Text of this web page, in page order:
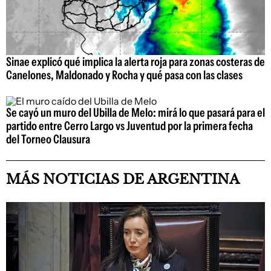
Sinae explicó qué implica la alerta roja para zonas costeras de
Canelones, Maldonado y Rocha y qué pasa con las clases
Se cayó un muro del Ubilla de Melo: mirá lo que pasará para el
partido entre Cerro Largo vs Juventud por la primera fecha
del Torneo Clausura
MÁS NOTICIAS DE ARGENTINA